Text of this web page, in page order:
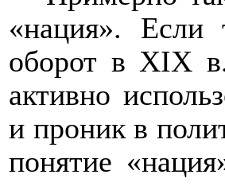
«нация». Если
оборот в ХIХ
активно
и проник в
понятие